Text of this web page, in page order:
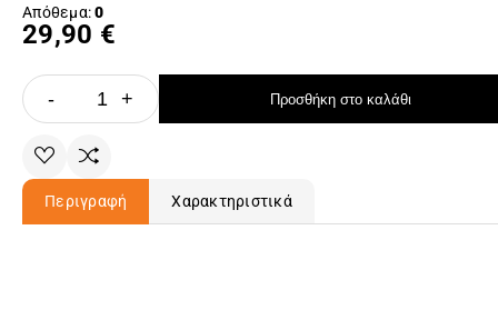
Απόθεμα:0
29,90 €
- + Προσθήκη στο καλάθι
Περιγραφή Χαρακτηριστικά